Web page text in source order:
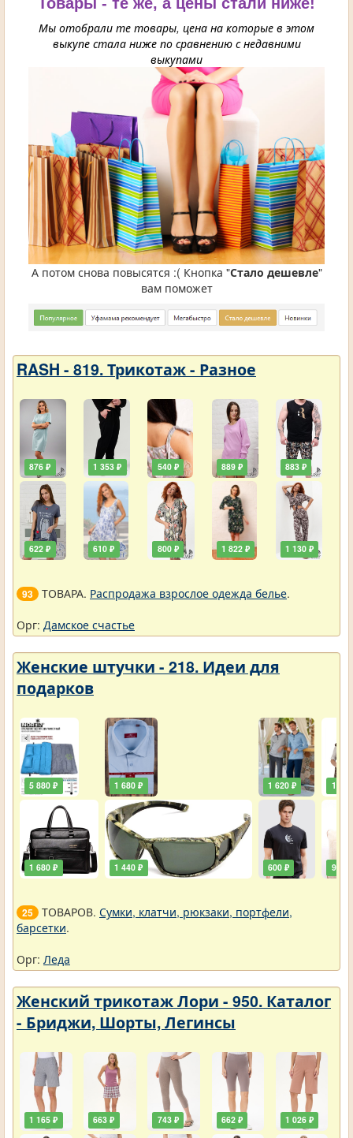
Мы отобрали те товары, цена на которые в этом
выкупе стала ниже по сравнению с недавними
выкупами
А потом снова повысятся :( Кнопка "Стало дешевле"
вам поможет
RASH - 819. Трикотаж - Разное
876 ₽
622 ₽
1 353 ₽
610 ₽
540 ₽
800 ₽
889 ₽
1 822 ₽
883 ₽
1 130 ₽
93 ТОВАРА. Распродажа взрослое одежда белье.
Орг: Дамское счастье
Женские штучки - 218. Идеи для
подарков
5 880 ₽
1 680 ₽
1 680 ₽
1 440 ₽
1 620 ₽
600 ₽
1
900 ₽
25 ТОВАРОВ. Сумки, клатчи, рюкзаки, портфели,
барсетки.
Орг: Леда
Женский трикотаж Лори - 950. Каталог
- Бриджи, Шорты, Легинсы
1 165 ₽ 663 ₽ 743 ₽ 662 ₽ 1 026 ₽